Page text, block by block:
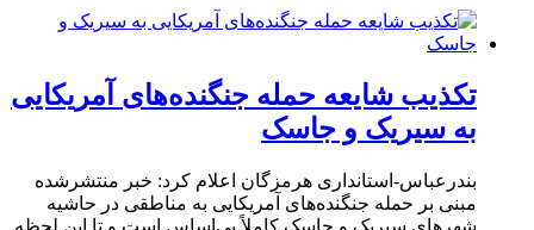
تکذیب شایعه حمله جنگنده‌های آمریکایی
به سیریک و جاسک
بندرعباس-استانداری هرمزگان اعلام کرد: خبر منتشرشده
مبنی بر حمله جنگنده‌های آمریکایی به مناطقی در حاشیه
شهرهای سیریک و جاسک کاملاً بی‌اساس است و تا این لحظه